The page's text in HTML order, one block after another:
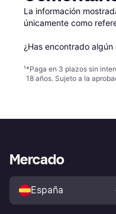
La información
únicamente como
¿Has encontrado
¹*Paga en 3 plazos sin
18 años. Sujeto a la
Mercado
España